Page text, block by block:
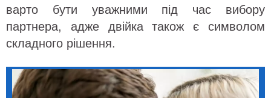
варто бути уважними під час вибору
партнера, адже двійка також є символом
складного рішення.